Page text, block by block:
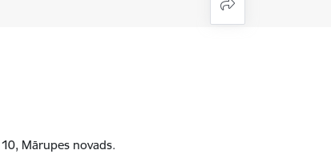
Mārupes novads.